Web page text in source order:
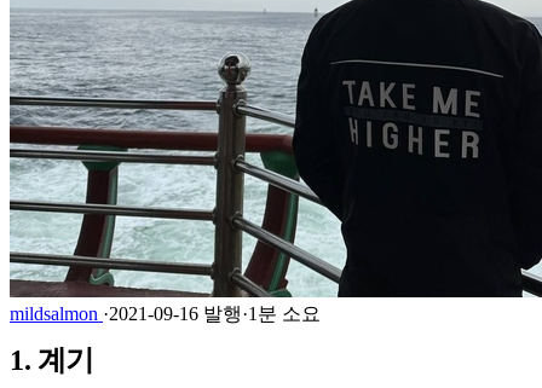
mildsalmon ·2021-09-16 발행·1분 소요
1. 계기